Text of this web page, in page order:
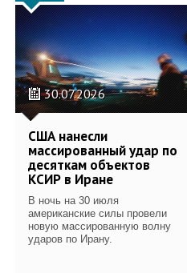
30.07.2026
США нанесли
массированный удар по
десяткам объектов
КСИР в Иране
В ночь на 30 июля
американские силы провели
новую массированную волну
ударов по Ирану.